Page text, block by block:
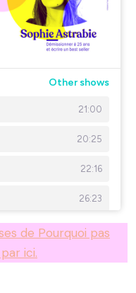
de Pourquoi pas
ici.